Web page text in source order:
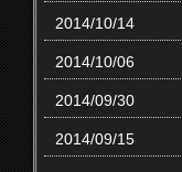
2014/10/14
2014/10/06
2014/09/30
2014/09/15